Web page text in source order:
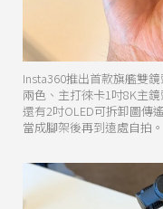
Insta360推出首款旗艦雙
兩色、主打徠卡1吋8K主
還有2吋OLED可拆卸圖傳
當成腳架後再到遠處自拍